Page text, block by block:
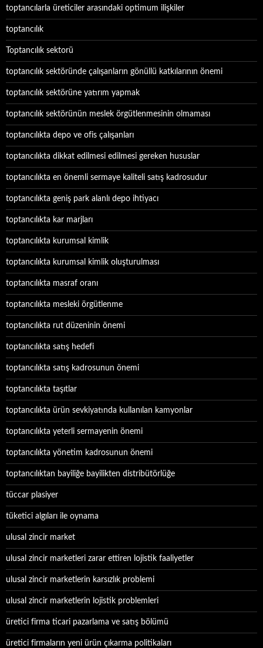
toptancılarla üreticiler arasındaki optimum ilişkiler
toptancılık
Toptancılık sektorü
toptancılık sektöründe çalışanların gönüllü katkılarının önemi
toptancılık sektörüne yatırım yapmak
toptancılık sektörünün meslek örgütlenmesinin olmaması
toptancılıkta depo ve ofis çalışanları
toptancılıkta dikkat edilmesi edilmesi gereken hususlar
toptancılıkta en önemli sermaye kaliteli satış kadrosudur
toptancılıkta geniş park alanlı depo ihtiyacı
toptancılıkta kar marjları
toptancılıkta kurumsal kimlik
toptancılıkta kurumsal kimlik oluşturulması
toptancılıkta masraf oranı
toptancılıkta mesleki örgütlenme
toptancılıkta rut düzeninin önemi
toptancılıkta satış hedefi
toptancılıkta satış kadrosunun önemi
toptancılıkta taşıtlar
toptancılıkta ürün sevkiyatında kullanılan kamyonlar
toptancılıkta yeterli sermayenin önemi
toptancılıkta yönetim kadrosunun önemi
toptancılıktan bayiliğe bayilikten distribütörlüğe
tüccar plasiyer
tüketici algıları ile oynama
ulusal zincir market
ulusal zincir marketleri zarar ettiren lojistik faaliyetler
ulusal zincir marketlerin karsızlık problemi
ulusal zincir marketlerin lojistik problemleri
üretici firma ticari pazarlama ve satış bölümü
üretici firmaların yeni ürün çıkarma politikaları